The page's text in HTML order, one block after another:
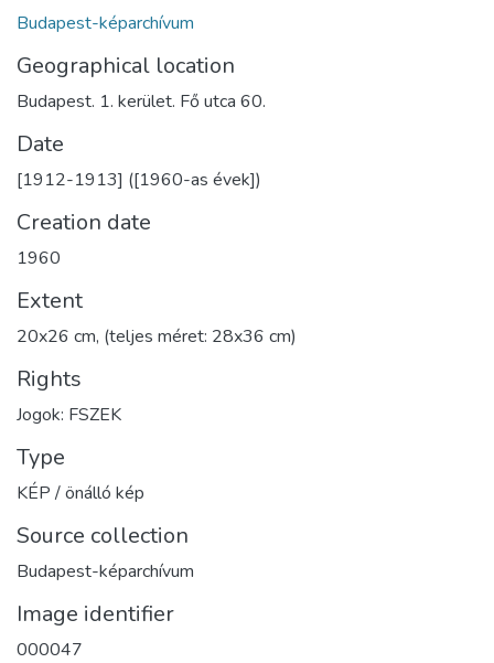
Budapest-képarchívum
Geographical location
Budapest. 1. kerület. Fő utca 60.
Date
[1912-1913] ([1960-as évek])
Creation date
1960
Extent
20x26 cm, (teljes méret: 28x36 cm)
Rights
Jogok: FSZEK
Type
KÉP / önálló kép
Source collection
Budapest-képarchívum
Image identifier
000047